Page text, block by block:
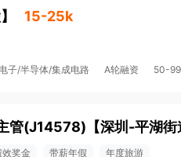
】 15-25k
电子/半导体/集成电路 A轮融资 50-
管(J14578) 【深圳-平湖街
效奖金 带薪年假 年度旅游